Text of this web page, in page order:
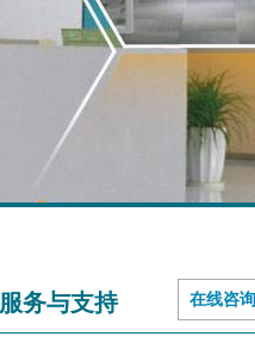
服务与支持 在线咨询